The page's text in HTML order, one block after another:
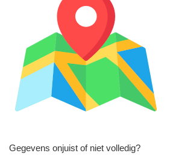
Gegevens onjuist of niet volledig?